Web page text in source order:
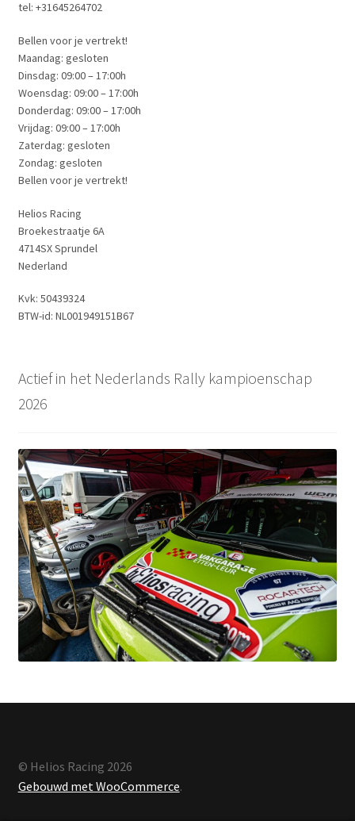
tel: +31645264702
Bellen voor je vertrekt!
Maandag: gesloten
Dinsdag: 09:00 – 17:00h
Woensdag: 09:00 – 17:00h
Donderdag: 09:00 – 17:00h
Vrijdag: 09:00 – 17:00h
Zaterdag: gesloten
Zondag: gesloten
Bellen voor je vertrekt!
Helios Racing
Broekestraatje 6A
4714SX Sprundel
Nederland
Kvk: 50439324
BTW-id: NL001949151B67
Actief in het Nederlands Rally kampioenschap
2026
© Helios Racing 2026
Gebouwd met WooCommerce.